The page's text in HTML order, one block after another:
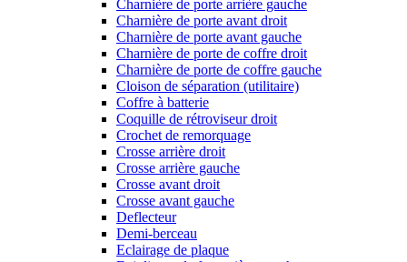
Charnière de porte arrière gauche
Charnière de porte avant droit
Charnière de porte avant gauche
Charnière de porte de coffre droit
Charnière de porte de coffre gauche
Cloison de séparation (utilitaire)
Coffre à batterie
Coquille de rétroviseur droit
Crochet de remorquage
Crosse arrière droit
Crosse arrière gauche
Crosse avant droit
Crosse avant gauche
Deflecteur
Demi-berceau
Eclairage de plaque